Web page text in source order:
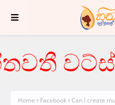
Home Facebook Can I create